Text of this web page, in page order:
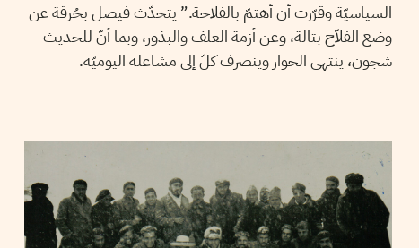
السياسيّة وقرّرت أن أهتمّ بالفلاحة.” يتحدّث فيصل بحُرقة عن
وضع الفلاّح بتالة، وعن أزمة العلف والبذور، وبما أنّ للحديث
شجون، ينتهي الحوار وينصرف كلّ إلى مشاغله اليوميّة.